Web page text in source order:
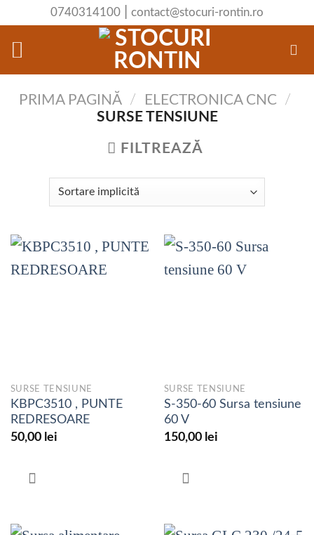
content
0740314100 contact@stocuri-rontin.ro
PRIMA PAGINĂ / ELECTRONICA CNC
/
SURSE TENSIUNE
FILTREAZĂ
SURSE TENSIUNE
KBPC3510 , PUNTE
REDRESOARE
50,00 lei
SURSE TENSIUNE
S-350-60 Sursa tensiune
60 V
150,00 lei